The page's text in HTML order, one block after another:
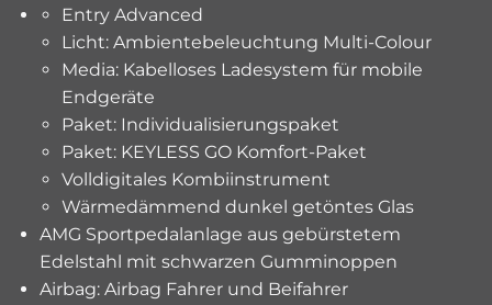
Entry Advanced
Licht: Ambientebeleuchtung Multi-Colour
Media: Kabelloses Ladesystem für mobile
Endgeräte
Paket: Individualisierungspaket
Paket: KEYLESS GO Komfort-Paket
Volldigitales Kombiinstrument
Wärmedämmend dunkel getöntes Glas
AMG Sportpedalanlage aus gebürstetem
Edelstahl mit schwarzen Gumminoppen
Airbag: Airbag Fahrer und Beifahrer